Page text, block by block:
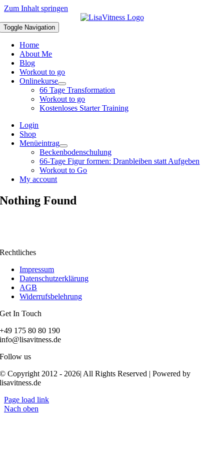
Zum Inhalt springen
Toggle Navigation
Home
About Me
Blog
Workout to go
Onlinekurse
66 Tage Transformation
Workout to go
Kostenloses Starter Training
Login
Shop
Menüeintrag
Beckenbodenschulung
66-Tage Figur formen: Dranbleiben statt Aufgeben
Workout to Go
My account
Nothing Found
Rechtliches
Impressum
Datenschutzerklärung
AGB
Widerrufsbelehrung
Get In Touch
+49 175 80 80 190
info@lisavitness.de
Follow us
© Copyright 2012 - 2026| All Rights Reserved | Powered by
lisavitness.de
Page load link
Nach oben